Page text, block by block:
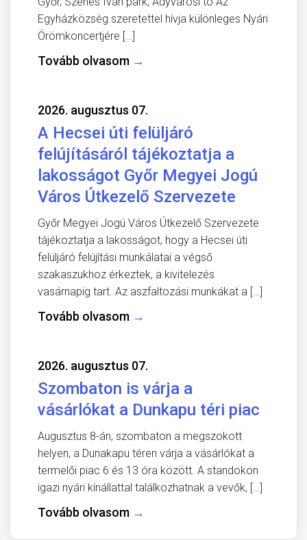
Egyházközség szeretettel hívja különleges Nyári
Örömkoncertjére […]
Tovább olvasom →
2026. augusztus 07.
A Hecsei úti felüljáró
felújításáról tájékoztatja a
lakosságot Győr Megyei Jogú
Város Útkezelő Szervezete
Győr Megyei Jogú Város Útkezelő Szervezete
tájékoztatja a lakosságot, hogy a Hecsei úti
felüljáró felújítási munkálatai a végső
szakaszukhoz érkeztek, a kivitelezés
vasárnapig tart. Az aszfaltozási munkákat a […]
Tovább olvasom →
2026. augusztus 07.
Szombaton is várja a
vásárlókat a Dunkapu téri piac
Augusztus 8-án, szombaton a megszokott
helyen, a Dunakapu téren várja a vásárlókat a
termelői piac 6 és 13 óra között. A standokon
igazi nyári kínállattal találkozhatnak a vevők, […]
Tovább olvasom →